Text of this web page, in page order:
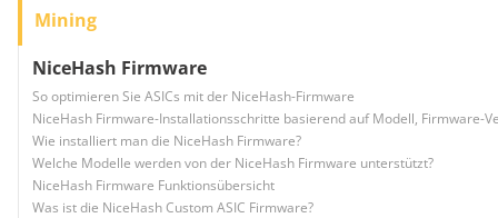
Mining
NiceHash Firmware
So optimieren Sie ASICs mit der NiceHash-Firmware
NiceHash Firmware-Installationsschritte basierend auf Modell, Firmware-
Wie installiert man die NiceHash Firmware?
Welche Modelle werden von der NiceHash Firmware unterstützt?
NiceHash Firmware Funktionsübersicht
Was ist die NiceHash Custom ASIC Firmware?